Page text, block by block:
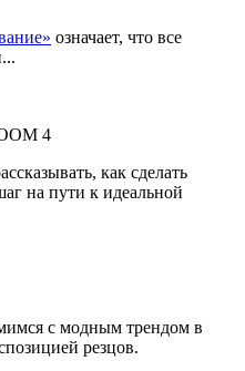
означает, что все
4
как сделать
на пути к идеальной
с модным трендом в
резцов.